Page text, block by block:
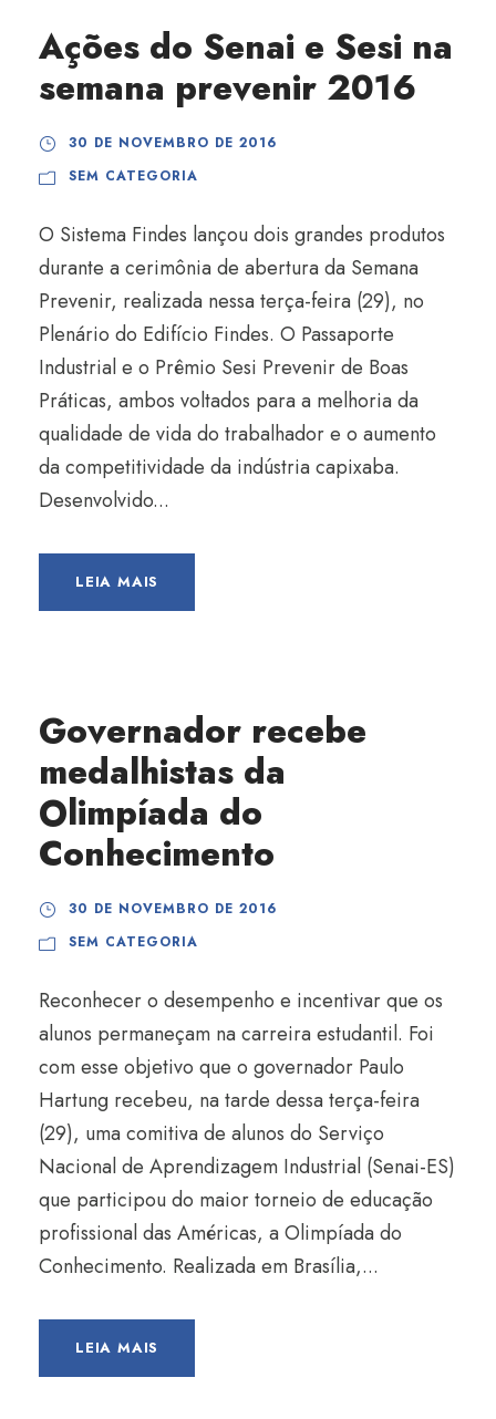
Ações do Senai e Sesi na
semana prevenir 2016
30 DE NOVEMBRO DE 2016
SEM CATEGORIA
O Sistema Findes lançou dois grandes produtos
durante a cerimônia de abertura da Semana
Prevenir, realizada nessa terça-feira (29), no
Plenário do Edifício Findes. O Passaporte
Industrial e o Prêmio Sesi Prevenir de Boas
Práticas, ambos voltados para a melhoria da
qualidade de vida do trabalhador e o aumento
da competitividade da indústria capixaba.
Desenvolvido...
LEIA MAIS
Governador recebe
medalhistas da
Olimpíada do
Conhecimento
30 DE NOVEMBRO DE 2016
SEM CATEGORIA
Reconhecer o desempenho e incentivar que os
alunos permaneçam na carreira estudantil. Foi
com esse objetivo que o governador Paulo
Hartung recebeu, na tarde dessa terça-feira
(29), uma comitiva de alunos do Serviço
Nacional de Aprendizagem Industrial (Senai-ES)
que participou do maior torneio de educação
profissional das Américas, a Olimpíada do
Conhecimento. Realizada em Brasília,...
LEIA MAIS